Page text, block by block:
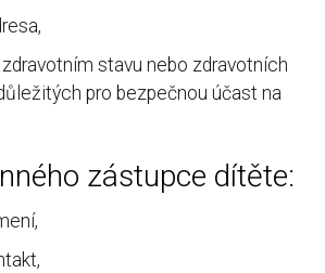
stavu nebo zdravotních
pro bezpečnou účast na
zástupce dítěte: